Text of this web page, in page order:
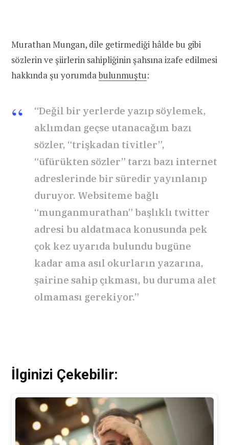
Murathan Mungan, dile getirmediği hâlde bu gibi
sözlerin ve şiirlerin sahipliğinin şahsına izafe edilmesi
hakkında şu yorumdabulunmuştu:
“Değil bir yerlerde yazıp söylemek,
aklımdan geçse utanacağım bazı
sözler, “trişkadan tivitler”,
“üfürükten sözler” tarzı bazı internet
adreslerinde bir süredir yayınlanıp
duruyor. Websiteme bağlı
“munganmurathan” başlıklı twitter
adresi bu aldatmaca konusunda pek
çok kez uyarıda bulundu bugüne
kadar ama asıl okurların yazarına,
şairine sahip çıkması, bu duruma alet
olmaması gerekiyor.”
İlginizi Çekebilir: